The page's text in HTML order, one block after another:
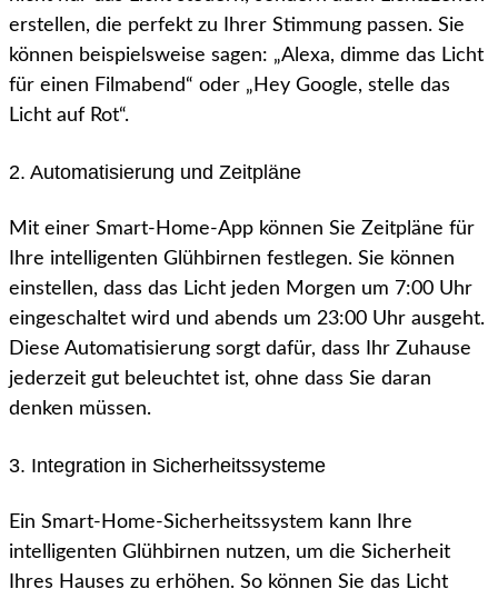
erstellen, die perfekt zu Ihrer Stimmung passen. Sie
können beispielsweise sagen: „Alexa, dimme das Licht
für einen Filmabend“ oder „Hey Google, stelle das
Licht auf Rot“.
2. Automatisierung und Zeitpläne
Mit einer Smart-Home-App können Sie Zeitpläne für
Ihre intelligenten Glühbirnen festlegen. Sie können
einstellen, dass das Licht jeden Morgen um 7:00 Uhr
eingeschaltet wird und abends um 23:00 Uhr ausgeht.
Diese Automatisierung sorgt dafür, dass Ihr Zuhause
jederzeit gut beleuchtet ist, ohne dass Sie daran
denken müssen.
3. Integration in Sicherheitssysteme
Ein Smart-Home-Sicherheitssystem kann Ihre
intelligenten Glühbirnen nutzen, um die Sicherheit
Ihres Hauses zu erhöhen. So können Sie das Licht